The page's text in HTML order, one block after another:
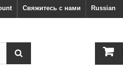
Russian
Свяжитесь с нами